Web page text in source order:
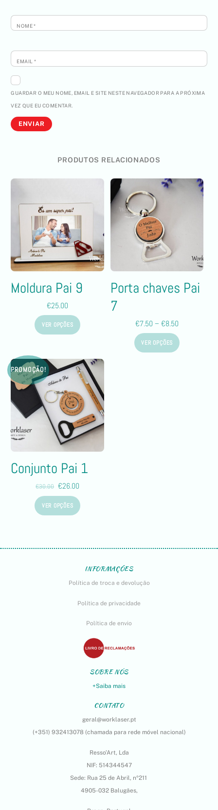
NOME*
EMAIL *
GUARDAR O MEU NOME, EMAIL E SITE NESTE NAVEGADOR PARA A PRÓXIMA
VEZ QUE EU COMENTAR.
PRODUTOS RELACIONADOS
Moldura Pai 9
€25.00
VER OPÇÕES
Porta chaves Pai
7
€7.50 –€8.50
VER OPÇÕES
PROMOÇÃO!
Conjunto Pai 1
€30.00 €26.00
VER OPÇÕES
INFORMAÇÕES
Política de troca e devolução
Política de privacidade
Política de envio
SOBRE NÓS
+Saiba mais
CONTATO
geral@worklaser.pt
(+351) 932413078 (chamada para rede móvel nacional)
Resso’Art, Lda
NIF: 514344547
Sede: Rua 25 de Abril, nº211
4905-032 Balugães,